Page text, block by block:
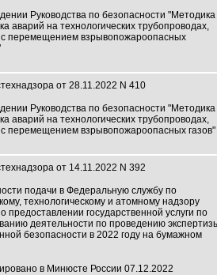
Руководства по безопасности "Методика
аварий на технологических трубопроводах,
с перемещением взрывопожароопасных
от 28.11.2022 N 410
Руководства по безопасности "Методика
аварий на технологических трубопроводах,
перемещением взрывопожароопасных газов"
от 14.11.2022 N 392
подачи в Федеральную службу по
технологическому и атомному надзору
предоставлении государственной услуги по
деятельности по проведению
безопасности в 2022 году на бумажном
в Минюсте России 07.12.2022